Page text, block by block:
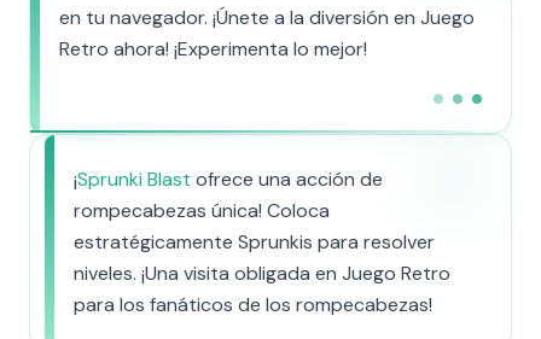
en tu navegador. ¡Únete a la diversión en Juego
Retro ahora! ¡Experimenta lo mejor!
¡Sprunki Blast ofrece una acción de
rompecabezas única! Coloca
estratégicamente Sprunkis para resolver
niveles. ¡Una visita obligada en Juego Retro
para los fanáticos de los rompecabezas!